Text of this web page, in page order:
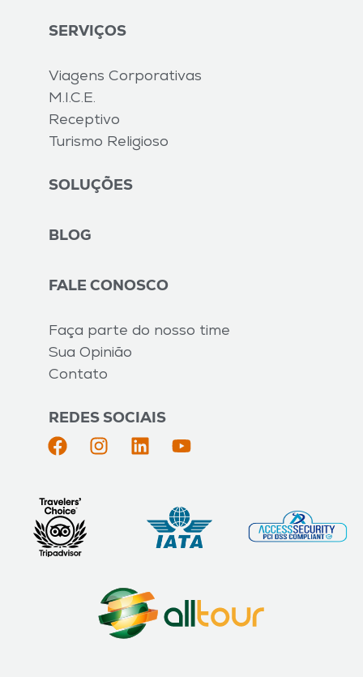
SERVIÇOS
Viagens Corporativas
M.I.C.E.
Receptivo
Turismo Religioso
SOLUÇÕES
BLOG
FALE CONOSCO
Faça parte do nosso time
Sua Opinião
Contato
REDES SOCIAIS